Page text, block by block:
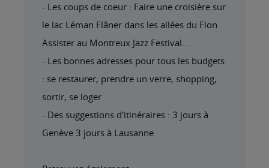
- Les coups de coeur : Faire une croisière sur
le lac Léman Flâner dans les allées du Flon
Assister au Montreux Jazz Festival...
- Les bonnes adresses pour tous les budgets
: se restaurer, prendre un verre, shopping,
sortir, se loger
- Des suggestions d'itinéraires : 3 jours à
Genève 3 jours à Lausanne